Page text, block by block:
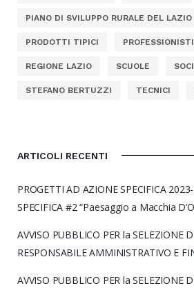
PIANO DI SVILUPPO RURALE DEL LAZIO
PRODOTTI TIPICI PROFESSIONISTI
REGIONE LAZIO SCUOLE
STEFANO BERTUZZI TECNICI
ARTICOLI RECENTI
PROGETTI AD AZIONE SPECIFICA
SPECIFICA #2 “Paesaggio a Macchia
AVVISO PUBBLICO PER la SELEZIONE
RESPONSABILE AMMINISTRATIVO E
AVVISO PUBBLICO PER la SELEZIONE